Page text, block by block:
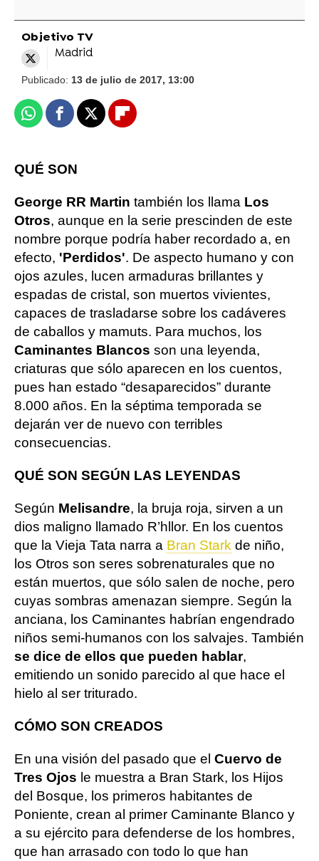
Objetivo TV
Madrid
Publicado: 13 de julio de 2017, 13:00
WhatsappFacebook
X Flipboard
QUÉ SON
George RR Martin también los llama Los
Otros, aunque en la serie prescinden de este
nombre porque podría haber recordado a, en
efecto, 'Perdidos'. De aspecto humano y con
ojos azules, lucen armaduras brillantes y
espadas de cristal, son muertos vivientes,
capaces de trasladarse sobre los cadáveres
de caballos y mamuts. Para muchos, los
Caminantes Blancos son una leyenda,
criaturas que sólo aparecen en los cuentos,
pues han estado “desaparecidos” durante
8.000 años. En la séptima temporada se
dejarán ver de nuevo con terribles
consecuencias.
QUÉ SON SEGÚN LAS LEYENDAS
Según Melisandre, la bruja roja, sirven a un
dios maligno llamado R’hllor. En los cuentos
que la Vieja Tata narra a Bran Stark de niño,
los Otros son seres sobrenaturales que no
están muertos, que sólo salen de noche, pero
cuyas sombras amenazan siempre. Según la
anciana, los Caminantes habrían engendrado
niños semi-humanos con los salvajes. También
se dice de ellos que pueden hablar,
emitiendo un sonido parecido al que hace el
hielo al ser triturado.
CÓMO SON CREADOS
En una visión del pasado que el Cuervo de
Tres Ojos le muestra a Bran Stark, los Hijos
del Bosque, los primeros habitantes de
Poniente, crean al primer Caminante Blanco y
a su ejército para defenderse de los hombres,
que han arrasado con todo lo que han